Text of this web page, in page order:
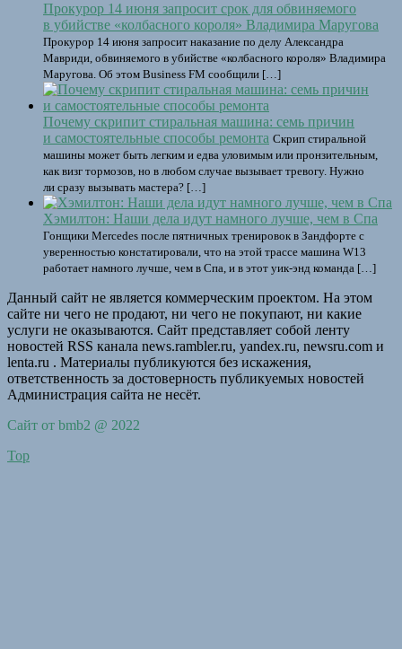
Прокурор 14 июня запросит срок для обвиняемого
в убийстве «колбасного короля» Владимира Маругова
Прокурор 14 июня запросит наказание по делу Александра
Мавриди, обвиняемого в убийстве «колбасного короля» Владимира
Маругова. Об этом Business FM сообщили […]
Почему скрипит стиральная машина: семь причин
и самостоятельные способы ремонта Скрип стиральной
машины может быть легким и едва уловимым или пронзительным,
как визг тормозов, но в любом случае вызывает тревогу. Нужно
ли сразу вызывать мастера? […]
Хэмилтон: Наши дела идут намного лучше, чем в Спа
Гонщики Mercedes после пятничных тренировок в Зандфорте с
уверенностью констатировали, что на этой трассе машина W13
работает намного лучше, чем в Спа, и в этот уик-энд команда […]
Данный сайт не является коммерческим проектом. На этом
сайте ни чего не продают, ни чего не покупают, ни какие
услуги не оказываются. Сайт представляет собой ленту
новостей RSS канала news.rambler.ru, yandex.ru, newsru.com и
lenta.ru . Материалы публикуются без искажения,
ответственность за достоверность публикуемых новостей
Администрация сайта не несёт.
Сайт от bmb2 @ 2022
Top